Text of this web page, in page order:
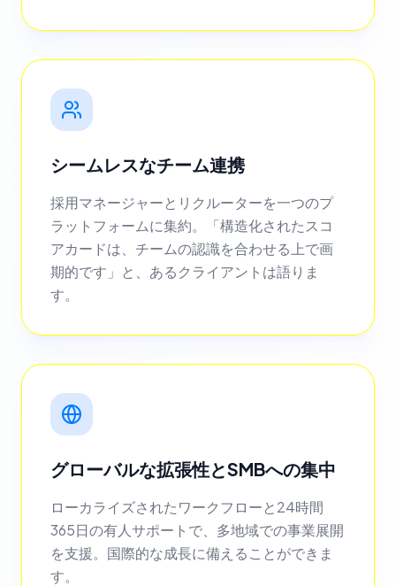
シームレスなチーム連携
採用マネージャーとリクルーターを一つのプ
ラットフォームに集約。「構造化されたスコ
アカードは、チームの認識を合わせる上で画
期的です」と、あるクライアントは語りま
す。
グローバルな拡張性とSMBへの集中
ローカライズされたワークフローと24時間
365日の有人サポートで、多地域での事業展開
を支援。国際的な成長に備えることができま
す。